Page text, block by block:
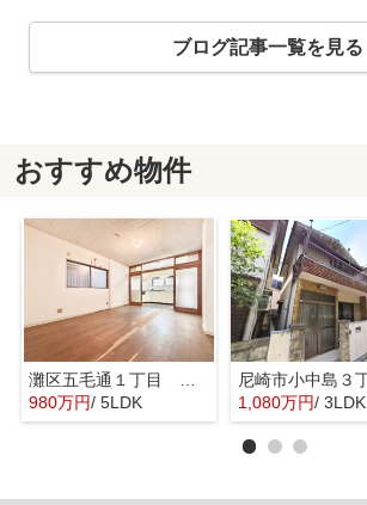
ブログ記事一覧を見る
おすすめ物件
灘区五毛通１丁目 中古戸建
980万円/ 5LDK
1,080万円/ 3LDK